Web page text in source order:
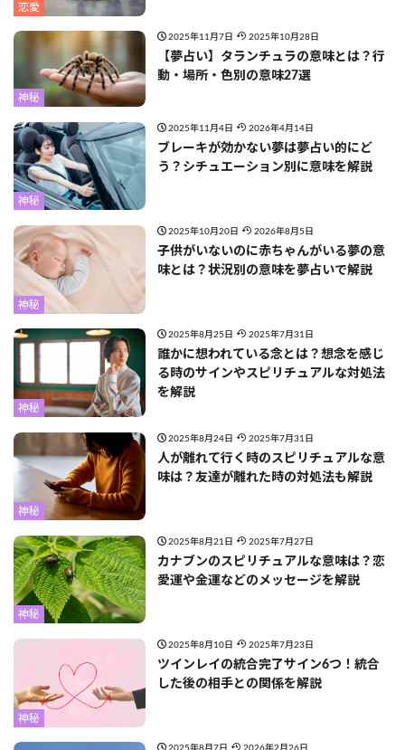
恋愛
神秘
2025年11月7日 2025年10月28日
【夢占い】タランチュラの意味とは？行
動・場所・色別の意味27選
神秘
2025年11月4日 2026年4月14日
ブレーキが効かない夢は夢占い的にど
う？シチュエーション別に意味を解説
神秘
2025年10月20日 2026年8月5日
子供がいないのに赤ちゃんがいる夢の意
味とは？状況別の意味を夢占いで解説
神秘
2025年8月25日 2025年7月31日
誰かに想われている念とは？想念を感じ
る時のサインやスピリチュアルな対処法
を解説
神秘
2025年8月24日 2025年7月31日
人が離れて行く時のスピリチュアルな意
味は？友達が離れた時の対処法も解説
神秘
2025年8月21日 2025年7月27日
カナブンのスピリチュアルな意味は？恋
愛運や金運などのメッセージを解説
神秘
2025年8月10日 2025年7月23日
ツインレイの統合完了サイン6つ！統合
した後の相手との関係を解説